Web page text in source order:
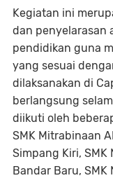
Kegiatan ini
dan penyelarasan
pendidikan guna
yang sesuai
dilaksanakan di
berlangsung
diikuti oleh
SMK Mitrabinaan
Simpang Kiri, SMK
Bandar Baru, SMK